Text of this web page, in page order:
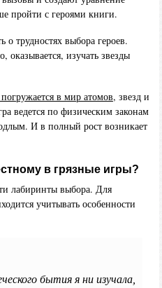
пройти с героями книги.
трудностях выбора героев.
оказывается, изучать звезды
погружается в мир атомов, звезд и
ведется по физическим законам
И в полный рост возникает
в грязные игры?
лабиринты выбора. Для
учитывать особенности
бытия я ни изучала,